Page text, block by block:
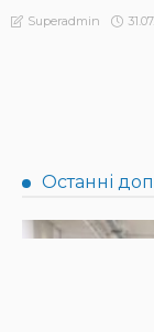
Superadmin